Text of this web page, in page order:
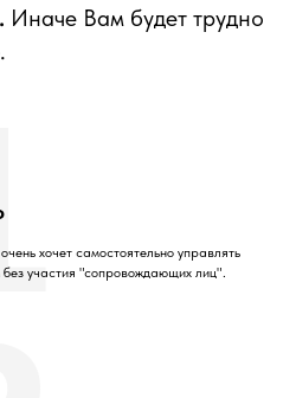
. Иначе Вам будет трудно
хочет самостоятельно управлять
участия "сопровождающих лиц".